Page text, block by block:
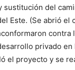
sustitución del
Este. (Se abrió el
contra
privado en
el proyecto y se